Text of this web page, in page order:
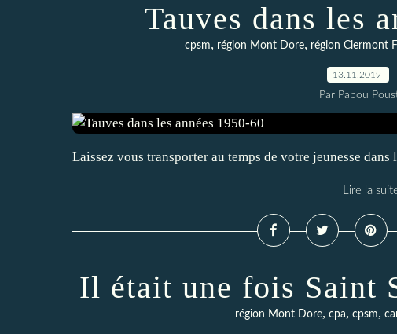
Tauves dans les
cpsm, région Mont Dore, région Clermont
13.11.2019
Par Papou
Laissez vous transporter au temps de votre jeunesse
Lire la
Il était une fois Saint
région Mont Dore, cpa, cpsm,